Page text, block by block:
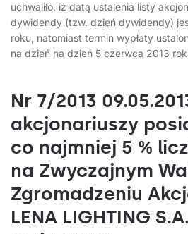
uchwaliło, iż datą ustalenia listy
dywidendy (tzw. dzień dywidendy)
roku, natomiast termin wypłaty
na dzień na dzień 5 czerwca 2013
Nr 7/2013
akcjonariuszy
co najmniej 5 %
na Zwyczajnym
Zgromadzeniu
LENA LIGHTING